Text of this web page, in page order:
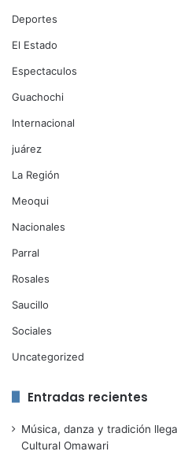
Deportes
El Estado
Espectaculos
Guachochi
Internacional
juárez
La Región
Meoqui
Nacionales
Parral
Rosales
Saucillo
Sociales
Uncategorized
Entradas recientes
Música, danza y tradición
Cultural Omawari